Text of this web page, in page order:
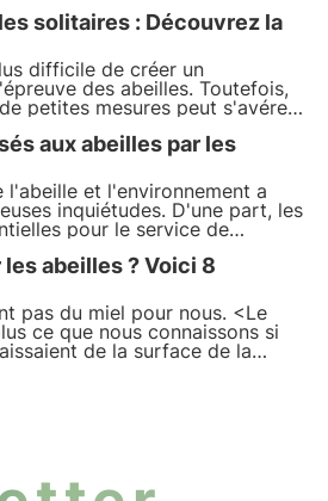
à lire et à avoir dans votre
aimez le monde des abeilles.
solitaires : Découvrez la
difficile de créer un
des abeilles. Toutefois,
petites mesures peut s'avérer
pollinisateurs. Vous
planter des fleurs qui
mais aussi
les pollinisateurs sauvages.
aux abeilles par les
l'abeille et l'environnement a
inquiétudes. D'une part, les
pour le service de
assurent, d'autre part, la
phytosanitaire des
des problèmes de mortalité
des ruches.
les abeilles? Voici 8
pas du miel pour nous. <Le
ce que nous connaissons si
de la surface de la
comme des